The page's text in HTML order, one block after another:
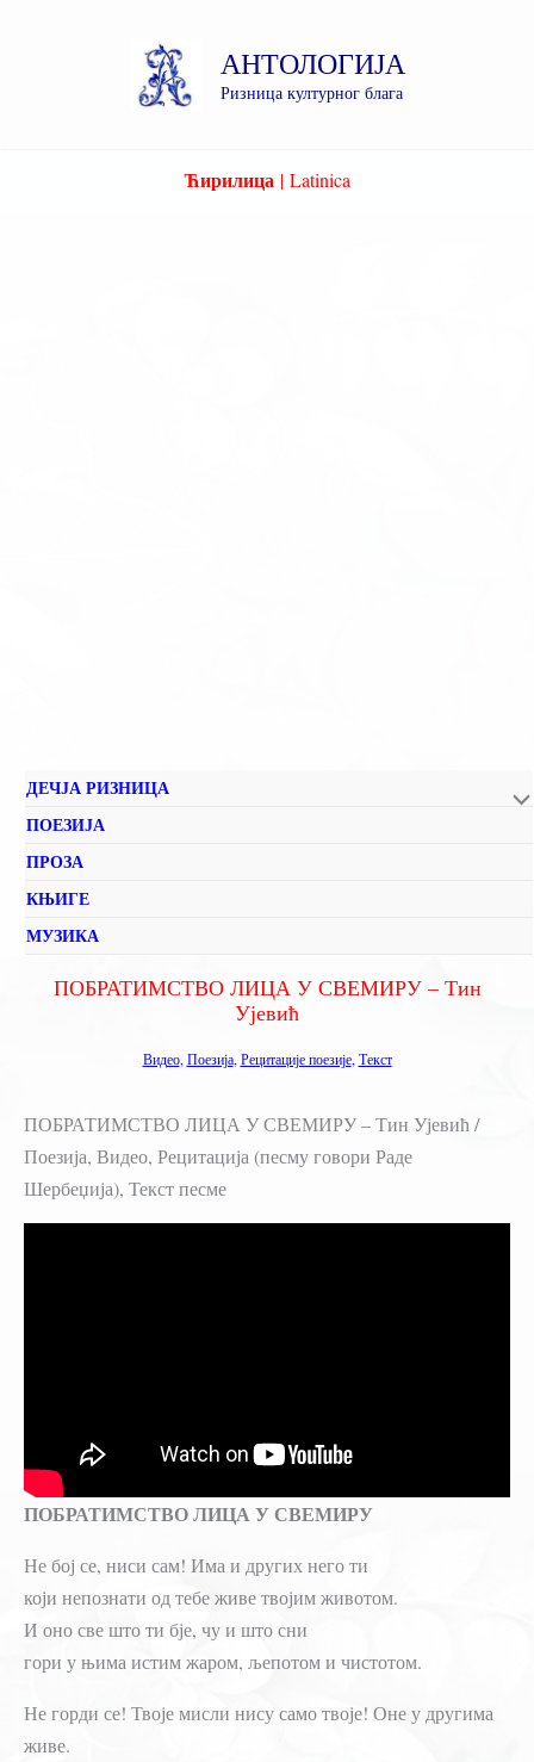
АНТОЛОГИЈА
Ризница културног блага
Ћирилица | Latinica
ДЕЧЈА РИЗНИЦА
ПОЕЗИЈА
ПРОЗА
КЊИГЕ
МУЗИКА
ПОБРАТИМСТВО ЛИЦА У СВЕМИРУ – Тин
Ујевић
Видео, Поезија, Рецитације поезије, Текст
ПОБРАТИМСТВО ЛИЦА У СВЕМИРУ – Тин Ујевић /
Поезија, Видео, Рецитација (песму говори Раде
Шербеџија), Текст песме
ПОБРАТИМСТВО ЛИЦА У СВЕМИРУ
Не бој се, ниси сам! Има и других него ти
који непознати од тебе живе твојим животом.
И оно све што ти бје, чу и што сни
гори у њима истим жаром, љепотом и чистотом.
Не горди се! Твоје мисли нису само твоје! Оне у другима
живе.